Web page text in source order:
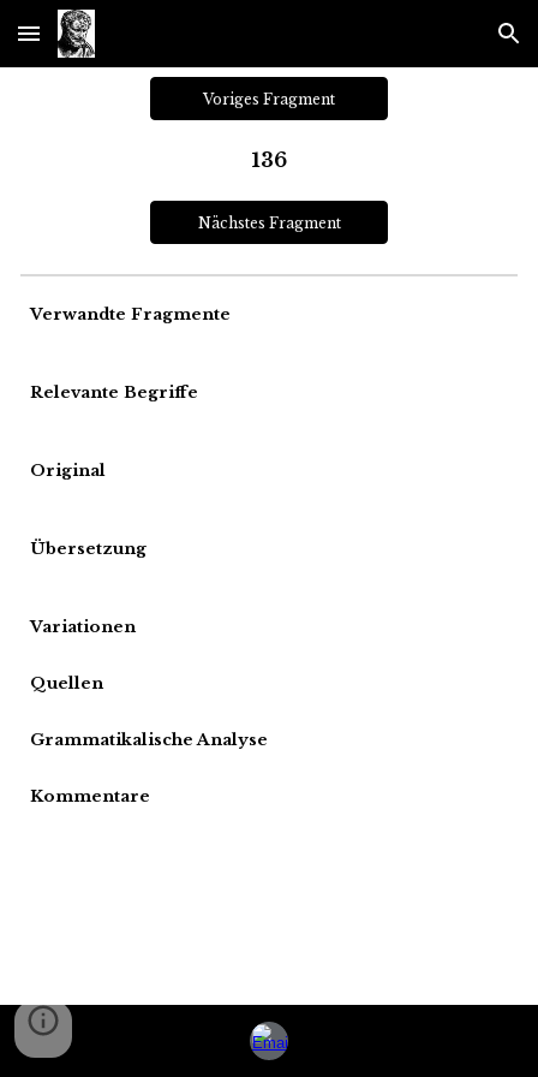
Skip to main content Skip to navigation
Voriges Fragment
136
Nächstes Fragment
Verwandte Fragmente
Relevante Begriffe
Original
Übersetzung
Variationen
Quellen
Grammatikalische Analyse
Kommentare